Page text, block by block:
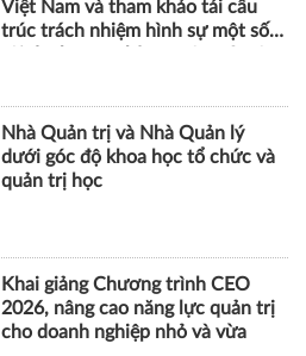
Việt Nam và tham khảo tái cấu
trúc trách nhiệm hình sự một số
Nhà Quản trị và Nhà Quản lý
dưới góc độ khoa học tổ chức và
quản trị học
Khai giảng Chương trình CEO
2026, nâng cao năng lực quản trị
cho doanh nghiệp nhỏ và vừa